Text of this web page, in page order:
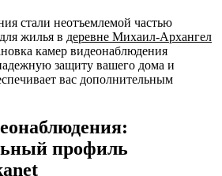
стали неотъемлемой частью
жилья в деревне Михаил-Архангел
камер видеонаблюдения
защиту вашего дома и
вас дополнительным
профиль